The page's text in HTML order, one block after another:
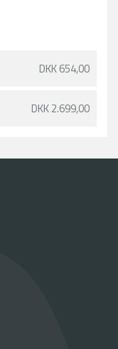
DKK 654,00
DKK 2.699,00